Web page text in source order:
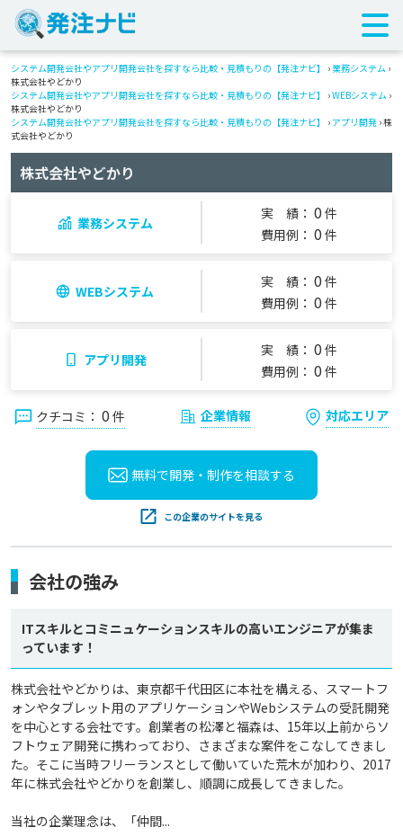
システム開発会社やアプリ開発会社を探すなら比較・見積もりの【発注ナビ】 › 業務システム ›
株式会社やどかり
システム開発会社やアプリ開発会社を探すなら比較・見積もりの【発注ナビ】
›WEBシステム ›
株式会社やどかり
システム開発会社やアプリ開発会社を探すなら比較・見積もりの【発注ナビ】
› アプリ開発 › 株
式会社やどかり
株式会社やどかり
業務システム
実 績： 0 件
費用例： 0 件
WEBシステム
実 績： 0 件
費用例： 0 件
アプリ開発
実 績： 0 件
費用例： 0 件
クチコミ： 0 件 企業情報 対応エリア
無料で開発・制作を相談する
この企業のサイトを見る
会社の強み
ITスキルとコミニュケーションスキルの高いエンジニアが集ま
っています！
株式会社やどかりは、東京都千代田区に本社を構える、スマートフ
ォンやタブレット用のアプリケーションやWebシステムの受託開発
を中心とする会社です。創業者の松澤と福森は、15年以上前からソ
フトウェア開発に携わっており、さまざまな案件をこなしてきまし
た。そこに当時フリーランスとして働いていた荒木が加わり、2017
年に株式会社やどかりを創業し、順調に成長してきました。
当社の企業理念は、「仲間...